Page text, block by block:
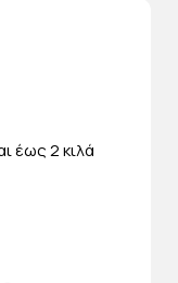
έως 2 κιλά